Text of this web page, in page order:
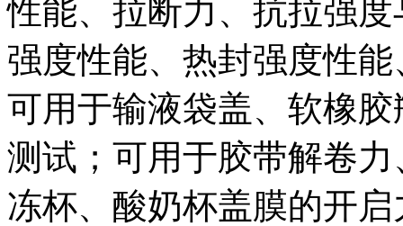
性能、拉断力、抗拉强
强度性能、热封强度性
可用于输液袋盖、软橡
测试；可用于胶带解卷
冻杯、酸奶杯盖膜的开